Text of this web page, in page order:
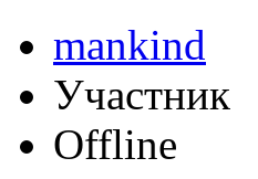
mankind
Участник
Offline